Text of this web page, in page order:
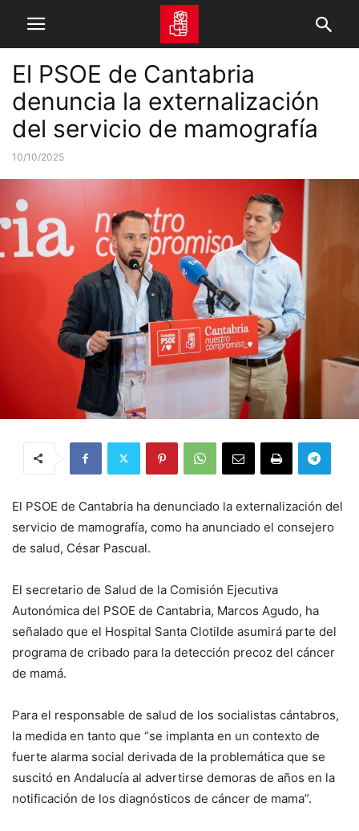
El PSOE de Cantabria
denuncia la externalización
del servicio de mamografía
10/10/2025
El PSOE de Cantabria ha denunciado la externalización del
servicio de mamografía, como ha anunciado el consejero
de salud, César Pascual.
El secretario de Salud de la Comisión Ejecutiva
Autonómica del PSOE de Cantabria, Marcos Agudo, ha
señalado que el Hospital Santa Clotilde asumirá parte del
programa de cribado para la detección precoz del cáncer
de mamá.
Para el responsable de salud de los socialistas cántabros,
la medida en tanto que “se implanta en un contexto de
fuerte alarma social derivada de la problemática que se
suscitó en Andalucía al advertirse demoras de años en la
notificación de los diagnósticos de cáncer de mama”.